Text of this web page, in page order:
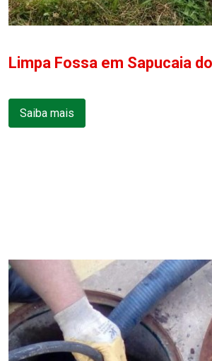
Limpa Fossa em Sapucaia
Saiba mais